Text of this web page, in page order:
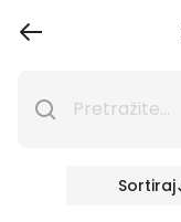
Sortiraj